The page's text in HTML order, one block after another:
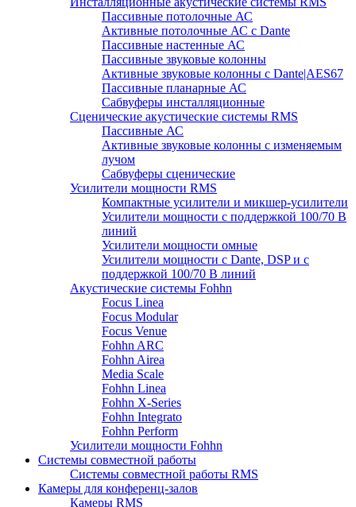
Пассивные потолочные АС
Активные потолочные АС с Dante
Пассивные настенные АС
Пассивные звуковые колонны
Активные звуковые колонны с Dante|AES67
Пассивные планарные АС
Сабвуферы инсталляционные
Сценические акустические системы RMS
Пассивные АС
Активные звуковые колонны с изменяемым
лучом
Сабвуферы сценические
Усилители мощности RMS
Компактные усилители и микшер-усилители
Усилители мощности с поддержкой 100/70 В
линий
Усилители мощности омные
Усилители мощности с Dante, DSP и с
поддержкой 100/70 В линий
Акустические системы Fohhn
Focus Linea
Focus Modular
Focus Venue
Fohhn ARC
Fohhn Airea
Media Scale
Fohhn Linea
Fohhn X-Series
Fohhn Integrato
Fohhn Perform
Усилители мощности Fohhn
Системы совместной работы
Системы совместной работы RMS
Камеры для конференц-залов
Камеры RMS